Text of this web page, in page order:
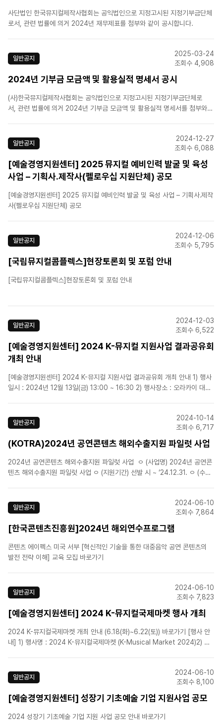
사단법인 한국뮤지컬제작사협회는 공익법인으로 지정고시된 지정기부금단체
로서, 관련 법률에 의거 2024년 재무제표를 첨부와 같이 공시합니다.
일반공지
2025-03-24
조회수 4,908
2024년 기부금 모금액 및 활용실적 명세서 공시
(사)한국뮤지컬제작사협회는 공익법인으로 지정고시된 지정기부금단체로
서, 관련 법률에 의거 2024년 기부금 모금액 및 활용실적 명세서를 첨부와
일반공지
2024-12-27
조회수 6,088
[예술경영지원센터] 2025 뮤지컬 예비인력 발굴 및 육성
사업 – 기획사․제작사(펠로우십 지원단체) 공모
[예술경영지원센터] 2025 뮤지컬 예비인력 발굴 및 육성 사업 – 기획사․제작
사(펠로우십 지원단체) 공모
일반공지
2024-12-06
조회수 5,795
[국립뮤지컬콤플렉스]현장토론회 및 포럼 안내
[국립뮤지컬콤플렉스]현장토론회 및 포럼 안내
일반공지
2024-12-03
조회수 6,522
[예술경영지원센터] 2024 K-뮤지컬 지원사업 결과공유회
개최 안내
[예술경영지원센터] 2024 K-뮤지컬 지원사업 결과공유회 개최 안내 1) 행사
일시 : 2024년 12월 13일(금) 13:00 ~ 16:30 2) 행사장소 : 오라카이 대학
일반공지
2024-10-14
조회수 6,717
(KOTRA)2024년 공연콘텐츠 해외수출지원 파일럿 사업
2024년 공연콘텐츠 해외수출지원 파일럿 사업 ㅇ (사업명) 2024년 공연콘
텐츠 해외수출지원 파일럿 사업 ㅇ (지원기간) 선발 시 ~ ‘24.12.31. ㅇ (수행)
일반공지
2024-06-10
조회수 7,864
[한국콘텐츠진흥원]2024년 해외연수프로그램
콘텐츠 에이펙스 미국 서부 [혁신적인 기술을 통한 대중음악 공연 콘텐츠의
발전 전략 이해] 교육 모집 바로가기
일반공지
2024-06-10
조회수 7,823
[예술경영지원센터] 2024 K-뮤지컬국제마켓 행사 개최
2024 K-뮤지컬국제마켓 개최 안내 (6.18(화)~6.22(토)) 바로가기 [행사 안
내] 1) 행사명 : 2024 K-뮤지컬국제마켓 (K-Musical Market 2024)2) 주
일반공지
2024-06-10
조회수 8,100
[예술경영지원센터] 성장기 기초예술 기업 지원사업 공모
2024 성장기 기초예술 기업 지원 사업 공모 안내 바로가기